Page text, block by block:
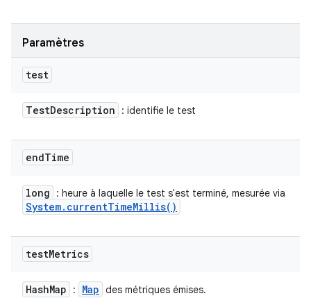
Paramètres
test
TestDescription : identifie le test
endTime
long : heure à laquelle le test s'est terminé, mesurée via
System. currentTimeMillis( )
testMetrics
HashMap : Map des métriques émises.